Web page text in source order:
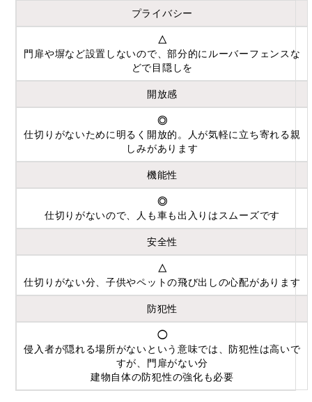
プライバシー
△
門扉や塀など設置しないので、部分的にルーバーフェンスな
どで目隠しを
開放感
◎
仕切りがないために明るく開放的。人が気軽に立ち寄れる親
しみがあります
機能性
◎
仕切りがないので、人も車も出入りはスムーズです
安全性
△
仕切りがない分、子供やペットの飛び出しの心配があります
防犯性
◯
侵入者が隠れる場所がないという意味では、防犯性は高いで
すが、門扉がない分
建物自体の防犯性の強化も必要